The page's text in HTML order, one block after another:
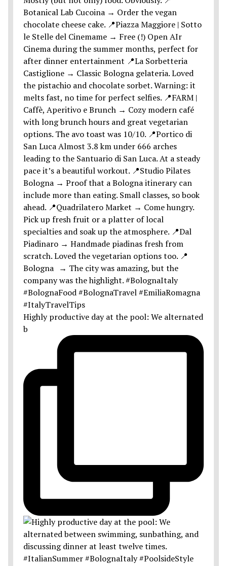
Highly productive day at the pool: We alternated
b